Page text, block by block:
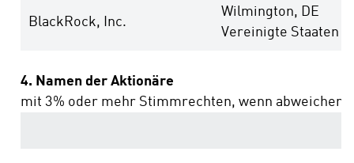
BlackRock, Inc.
Wilmington, DE
Vereinigte Staaten
4. Namen der Aktionäre
mit 3% oder mehr Stimmrechten, wenn abweichend